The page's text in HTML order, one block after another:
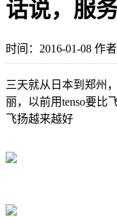
话说，服
时间：2016-01-08 作
三天就从日本到郑州
丽，以前用tenso要比
飞扬越来越好